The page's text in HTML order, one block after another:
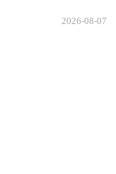
2026-08-07